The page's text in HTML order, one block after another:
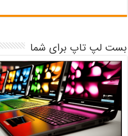
بست لپ تاپ برای شما